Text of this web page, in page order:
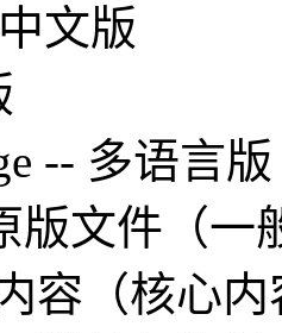
文版
-- 多语言版
版文件（一
容（核心